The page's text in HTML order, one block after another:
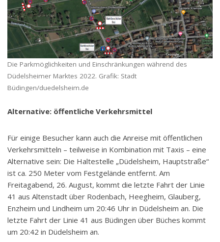
Die Parkmöglichkeiten und Einschränkungen während des
Düdelsheimer Marktes 2022. Grafik: Stadt
Büdingen/duedelsheim.de
Alternative: öffentliche Verkehrsmittel
Für einige Besucher kann auch die Anreise mit öffentlichen
Verkehrsmitteln – teilweise in Kombination mit Taxis – eine
Alternative sein: Die Haltestelle „Düdelsheim, Hauptstraße“
ist ca. 250 Meter vom Festgelände entfernt. Am
Freitagabend, 26. August, kommt die letzte Fahrt der Linie
41 aus Altenstadt über Rodenbach, Heegheim, Glauberg,
Enzheim und Lindheim um 20:46 Uhr in Düdelsheim an. Die
letzte Fahrt der Linie 41 aus Büdingen über Büches kommt
um 20:42 in Düdelsheim an.